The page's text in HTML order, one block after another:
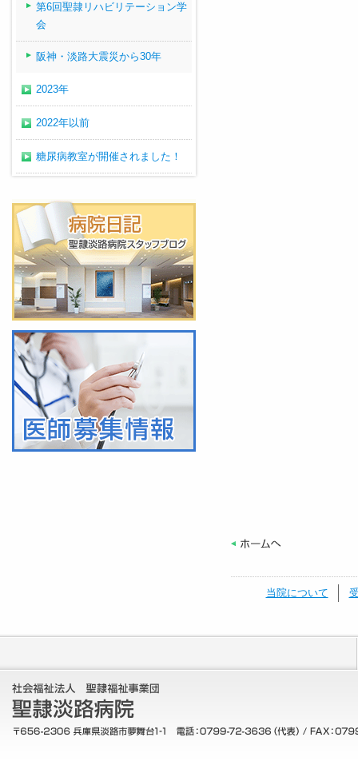
第6回聖隷リハビリテーション学
会
阪神・淡路大震災から30年
2023年
2022年以前
糖尿病教室が開催されました！
当院について